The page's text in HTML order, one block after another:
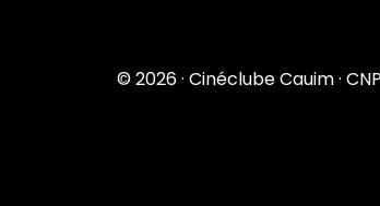
© 2026 · Cinéclube Cauim ·